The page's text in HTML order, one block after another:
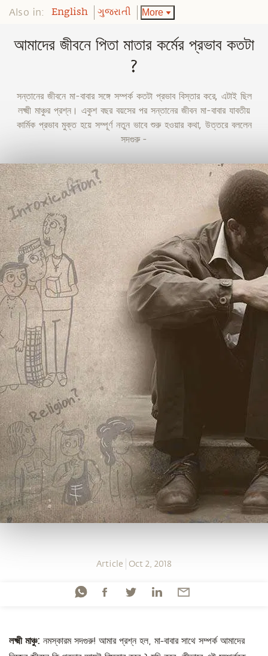
Also in: English ગુજરાતી More
আমাদের জীবনে পিতা মাতার কর্মের প্রভাব কতটা
?
সন্তানের জীবনে মা-বাবার সঙ্গে সম্পর্ক কতটা প্রভাব বিস্তার করে, এটাই ছিল
লক্ষ্মী মাঞ্চুর প্রশ্ন। একুশ বছর বয়সের পর সন্তানের জীবন মা-বাবার যাবতীয়
কার্মিক প্রভাব মুক্ত হয়ে সম্পূর্ণ নতুন ভাবে শুরু হওয়ার কথা, উত্তরে বললেন
সদগুরু -
Article Oct 2, 2018
লক্ষ্মী মাঞ্চু: নমস্কারম সদগুরু! আমার প্রশ্ন হল, মা-বাবার সাথে সম্পর্ক আমাদের